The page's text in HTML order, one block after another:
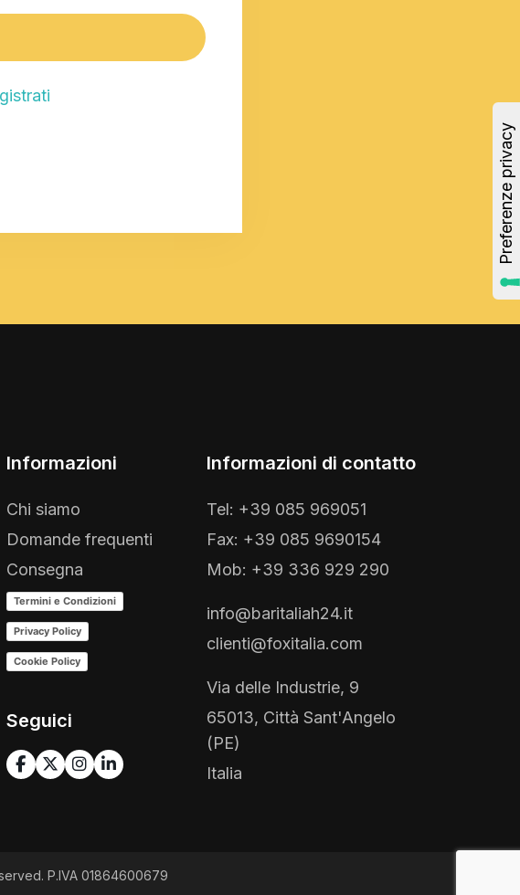
Informazioni
Chi siamo
Domande frequenti
Consegna
Termini e Condizioni
Privacy Policy
Cookie Policy
Seguici
Informazioni di contatto
Tel: +39 085 969051
Fax: +39 085 9690154
Mob: +39 336 929 290
info@baritaliah24.it
clienti@foxitalia.com
Via delle Industrie, 9
65013, Città Sant'Angelo
(PE)
Italia
P.IVA 01864600679